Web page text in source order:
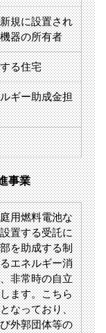
規に設置され
器の所有者
る住宅
ギー助成金担
事業
用燃料電池な
置する受託に
を助成する制
エネルギー消
非常時の自立
ます。こちら
なっており、
外郭団体等の